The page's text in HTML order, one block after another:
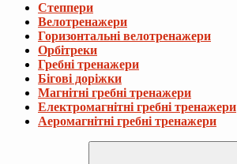
Степпери
Велотренажери
Горизонтальні велотренажери
Орбітреки
Гребні тренажери
Бігові доріжки
Магнітні гребні тренажери
Електромагнітні гребні тренажери
Аеромагнітні гребні тренажери